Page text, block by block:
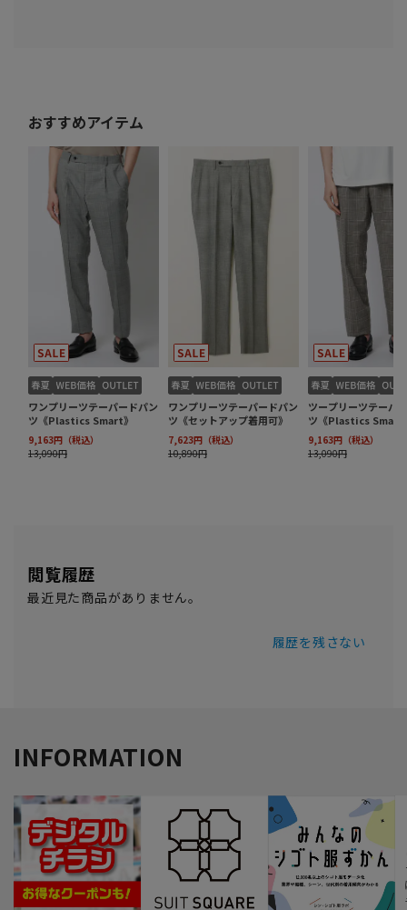
閲覧履歴
最近見た商品がありません。
履歴を残さない
INFORMATION